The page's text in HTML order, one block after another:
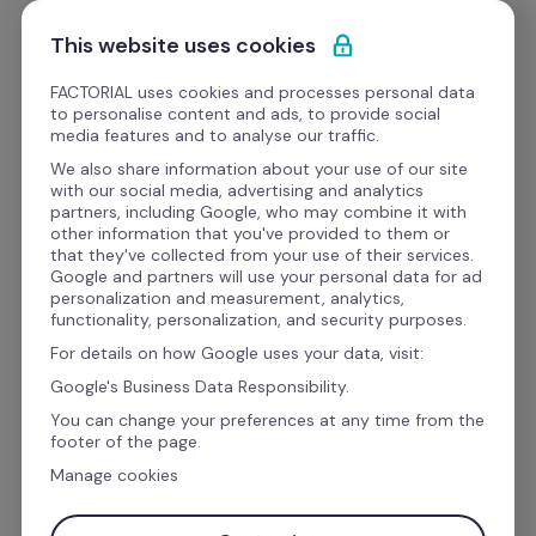
Ir al contenido
Empieza gratis
Formato
Finanzas y Legal
Modelo de Solicitud de
licencia sin goce de
sueldo
Con este formato de solicitud podés controlar
y gestionar las licencias sin goce de sueldo de
This website uses cookies
FACTORIAL uses cookies and processes personal data
to personalise content and ads, to provide social
media features and to analyse our traffic.
We also share information about your use of our site
with our social media, advertising and analytics
partners, including Google, who may combine it with
other information that you've provided to them or
that they've collected from your use of their services.
Google and partners will use your personal data for ad
personalization and measurement, analytics,
functionality, personalization, and security purposes.
For details on how Google uses your data, visit:
Google's Business Data Responsibility.
You can change your preferences at any time from the
footer of the page.
Manage cookies